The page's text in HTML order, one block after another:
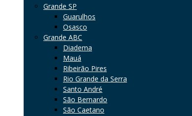
Grande SP
Guarulhos
Osasco
Grande ABC
Diadema
Mauá
Ribeirão Pires
Rio Grande da Serra
Santo André
São Bernardo
São Caetano